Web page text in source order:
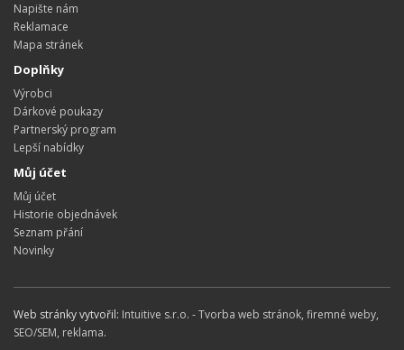
Napište nám
Reklamace
Mapa stránek
Doplňky
Výrobci
Dárkové poukazy
Partnerský program
Lepší nabídky
Můj účet
Můj účet
Historie objednávek
Seznam přání
Novinky
Web stránky vytvořil: Intuitive s.r.o. - Tvorba web stránok, firemné weby,
SEO/SEM, reklama.